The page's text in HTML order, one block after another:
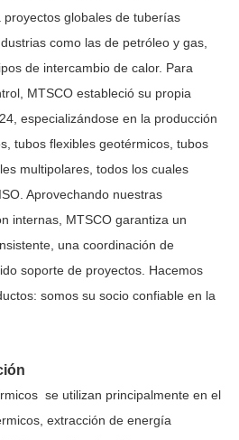
globales de tuberías
como las de petróleo y gas,
de intercambio de calor. Para
MTSCO estableció su propia
especializándose en la producción
tubos flexibles geotérmicos, tubos
multipolares, todos los cuales
Aprovechando nuestras
internas, MTSCO garantiza un
una coordinación de
soporte de proyectos. Hacemos
somos su socio confiable en la
se utilizan principalmente en el
extracción de energía